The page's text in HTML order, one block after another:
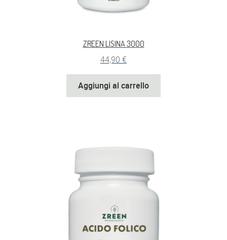
ZREEN LISINA 3000
44,90 €
Aggiungi al carrello